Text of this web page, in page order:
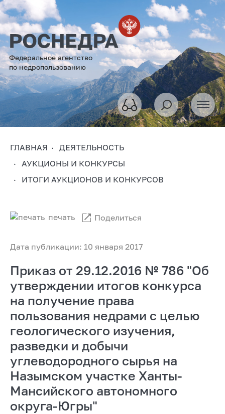
Федеральное агентство
по недропользованию
ГЛАВНАЯ
ДЕЯТЕЛЬНОСТЬ
АУКЦИОНЫ И КОНКУРСЫ
ИТОГИ АУКЦИОНОВ И КОНКУРСОВ
Дата публикации: 10 января 2017
печать Поделиться
Приказ от 29.12.2016 № 786 "Об
утверждении итогов конкурса
на получение права
пользования недрами с целью
геологического изучения,
разведки и добычи
углеводородного сырья на
Назымском участке Ханты-
Мансийского автономного
округа-Югры"